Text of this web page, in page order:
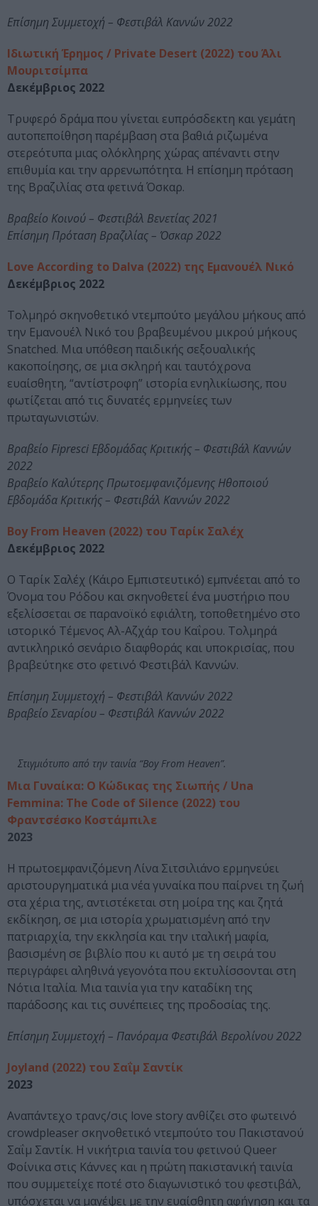
Επίσημη Συμμετοχή – Φεστιβάλ Καννών 2022
Ιδιωτική Έρημος / Private Desert (2022) του Άλι
Μουριτσίμπα
Δεκέμβριος 2022
Τρυφερό δράμα που γίνεται ευπρόσδεκτη και γεμάτη
αυτοπεποίθηση παρέμβαση στα βαθιά ριζωμένα
στερεότυπα μιας ολόκληρης χώρας απέναντι στην
επιθυμία και την αρρενωπότητα. Η επίσημη πρόταση
της Βραζιλίας στα φετινά Όσκαρ.
Βραβείο Κοινού – Φεστιβάλ Βενετίας 2021
Επίσημη Πρόταση Βραζιλίας – Όσκαρ 2022
Love According to Dalva (2022) της Εμανουέλ Νικό
Δεκέμβριος 2022
Τολμηρό σκηνοθετικό ντεμπούτο μεγάλου μήκους από
την Εμανουέλ Νικό του βραβευμένου μικρού μήκους
Snatched. Μια υπόθεση παιδικής σεξουαλικής
κακοποίησης, σε μια σκληρή και ταυτόχρονα
ευαίσθητη, “αντίστροφη” ιστορία ενηλικίωσης, που
φωτίζεται από τις δυνατές ερμηνείες των
πρωταγωνιστών.
Βραβείο Fipresci Εβδομάδας Κριτικής – Φεστιβάλ Καννών
2022
Βραβείο Καλύτερης Πρωτοεμφανιζόμενης Ηθοποιού
Εβδομάδα Κριτικής – Φεστιβάλ Καννών 2022
Boy From Heaven (2022) του Ταρίκ Σαλέχ
Δεκέμβριος 2022
Ο Ταρίκ Σαλέχ (Κάιρο Εμπιστευτικό) εμπνέεται από το
Όνομα του Ρόδου και σκηνοθετεί ένα μυστήριο που
εξελίσσεται σε παρανοϊκό εφιάλτη, τοποθετημένο στο
ιστορικό Τέμενος Αλ-Αζχάρ του Καΐρου. Τολμηρά
αντικληρικό σενάριο διαφθοράς και υποκρισίας, που
βραβεύτηκε στο φετινό Φεστιβάλ Καννών.
Επίσημη Συμμετοχή – Φεστιβάλ Καννών 2022
Βραβείο Σεναρίου – Φεστιβάλ Καννών 2022
Στιγμιότυπο από την ταινία “Boy From Heaven”.
Μια Γυναίκα: Ο Κώδικας της Σιωπής / Una
Femmina: The Code of Silence (2022) του
Φραντσέσκο Κοστάμπιλε
2023
Η πρωτοεμφανιζόμενη Λίνα Σιτσιλιάνο ερμηνεύει
αριστουργηματικά μια νέα γυναίκα που παίρνει τη ζωή
στα χέρια της, αντιστέκεται στη μοίρα της και ζητά
εκδίκηση, σε μια ιστορία χρωματισμένη από την
πατριαρχία, την εκκλησία και την ιταλική μαφία,
βασισμένη σε βιβλίο που κι αυτό με τη σειρά του
περιγράφει αληθινά γεγονότα που εκτυλίσσονται στη
Νότια Ιταλία. Μια ταινία για την καταδίκη της
παράδοσης και τις συνέπειες της προδοσίας της.
Επίσημη Συμμετοχή – Πανόραμα Φεστιβάλ Βερολίνου 2022
Joyland (2022) του Σαΐμ Σαντίκ
2023
Αναπάντεχο τρανς/σις love story ανθίζει στο φωτεινό
crowdpleaser σκηνοθετικό ντεμπούτο του Πακιστανού
Σαΐμ Σαντίκ. Η νικήτρια ταινία του φετινού Queer
Φοίνικα στις Κάννες και η πρώτη πακιστανική ταινία
που συμμετείχε ποτέ στο διαγωνιστικό του φεστιβάλ,
υπόσχεται να μαγέψει με την ευαίσθητη αφήγηση και τα